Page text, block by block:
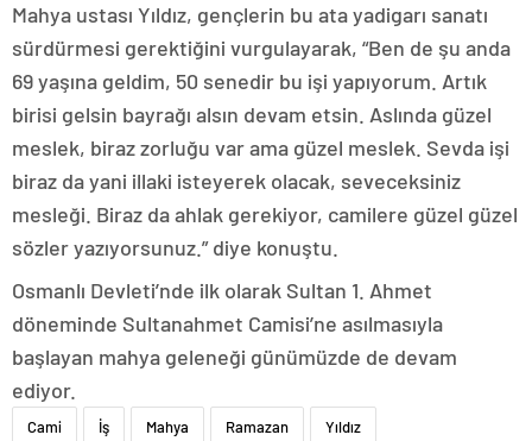
Mahya ustası Yıldız, gençlerin bu ata yadigarı sanatı
sürdürmesi gerektiğini vurgulayarak, “Ben de şu anda
69 yaşına geldim, 50 senedir bu işi yapıyorum. Artık
birisi gelsin bayrağı alsın devam etsin. Aslında güzel
meslek, biraz zorluğu var ama güzel meslek. Sevda işi
biraz da yani illaki isteyerek olacak, seveceksiniz
mesleği. Biraz da ahlak gerekiyor, camilere güzel güzel
sözler yazıyorsunuz.” diye konuştu.
Osmanlı Devleti’nde ilk olarak Sultan 1. Ahmet
döneminde Sultanahmet Camisi’ne asılmasıyla
başlayan mahya geleneği günümüzde de devam
ediyor.
Cami İş Mahya Ramazan Yıldız